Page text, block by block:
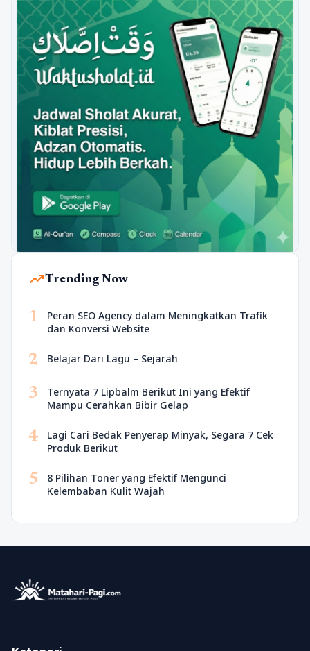
trending_upTrending Now
1
Peran SEO Agency dalam Meningkatkan Trafik
dan Konversi Website
2 Belajar Dari Lagu – Sejarah
3
Ternyata 7 Lipbalm Berikut Ini yang Efektif
Mampu Cerahkan Bibir Gelap
4
Lagi Cari Bedak Penyerap Minyak, Segara 7 Cek
Produk Berikut
5
8 Pilihan Toner yang Efektif Mengunci
Kelembaban Kulit Wajah